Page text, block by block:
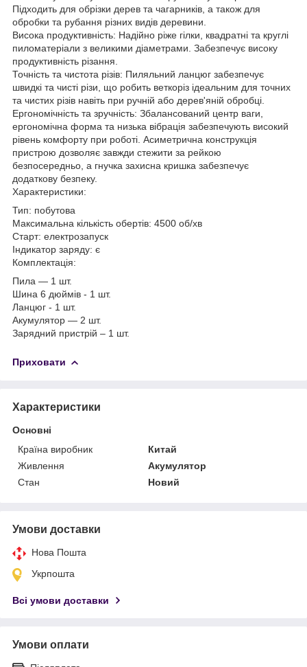
Підходить для обрізки дерев та чагарників, а також для
обробки та рубання різних видів деревини.
Висока продуктивність: Надійно ріже гілки, квадратні та круглі
пиломатеріали з великими діаметрами. Забезпечує високу
продуктивність різання.
Точність та чистота різів: Пиляльний ланцюг забезпечує
швидкі та чисті різи, що робить веткоріз ідеальним для точних
та чистих різів навіть при ручній або дерев'яній обробці.
Ергономічність та зручність: Збалансований центр ваги,
ергономічна форма та низька вібрація забезпечують високий
рівень комфорту при роботі. Асиметрична конструкція
пристрою дозволяє завжди стежити за рейкою
безпосередньо, а гнучка захисна кришка забезпечує
додаткову безпеку.
Характеристики:
Тип: побутова
Максимальна кількість обертів: 4500 об/хв
Старт: електрозапуск
Індикатор заряду: є
Комплектація:
Пила — 1 шт.
Шина 6 дюймів - 1 шт.
Ланцюг - 1 шт.
Акумулятор — 2 шт.
Зарядний пристрій – 1 шт.
Приховати
Характеристики
Основні
Країна виробник
Китай
Живлення
Акумулятор
Стан
Новий
Умови доставки
Нова Пошта
Укрпошта
Всі умови доставки
Умови оплати